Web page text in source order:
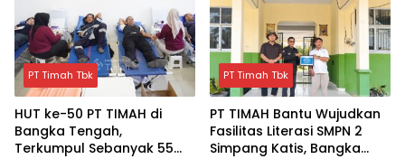
PT Timah Tbk
HUT ke-50 PT TIMAH di
Bangka Tengah,
Terkumpul Sebanyak 55
PT Timah Tbk
PT TIMAH Bantu Wujudkan
Fasilitas Literasi SMPN 2
Simpang Katis, Bangka